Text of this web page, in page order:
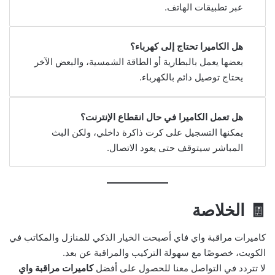
عبر تطبيقات الهاتف.
هل الكاميرا تحتاج إلى كهرباء؟
بعضها يعمل بالبطارية أو الطاقة الشمسية، والبعض الآخر
يحتاج توصيل دائم بالكهرباء.
هل تعمل الكاميرا في حال انقطاع الإنترنت؟
يمكنها التسجيل على كرت ذاكرة داخلي، ولكن البث
المباشر سيتوقف حتى يعود الاتصال.
🧾 الخلاصة
كاميرات مراقبة واي فاي أصبحت الخيار الذكي للمنازل والمكاتب في
الكويت، خصوصًا مع سهولة التركيب والمراقبة عن بعد.
لا تتردد في التواصل معنا للحصول على أفضلكاميرات مراقبة واي